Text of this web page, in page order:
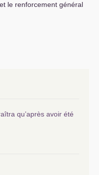
le renforcement général
qu’après avoir été